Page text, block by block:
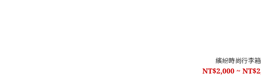
繽紛時尚行李箱
NT$2,000 ~